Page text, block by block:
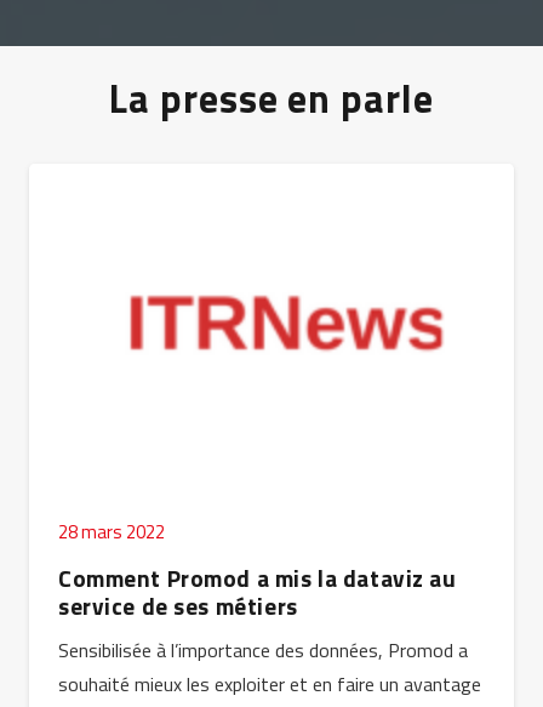
La presse en parle
28 mars 2022
Comment Promod a mis la dataviz au
service de ses métiers
Sensibilisée à l’importance des données, Promod a
souhaité mieux les exploiter et en faire un avantage